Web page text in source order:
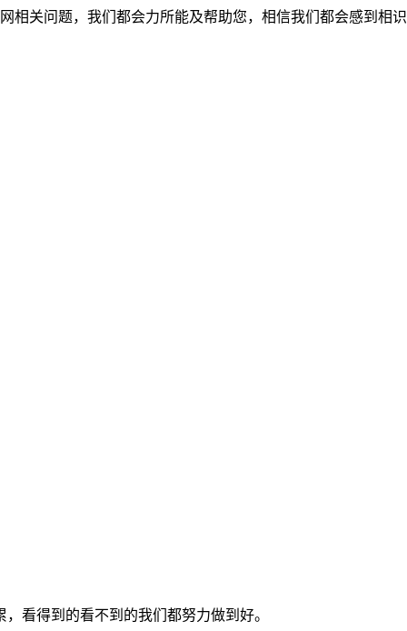
相关问题，我们都会力所能及帮助您，相信我们都会感到相
看得到的看不到的我们都努力做到好。